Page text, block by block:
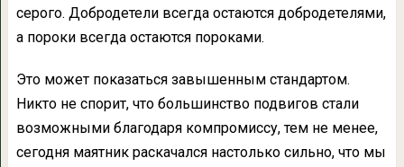
серого. Добродетели всегда остаются добродетелями,
а пороки всегда остаются пороками.
Это может показаться завышенным стандартом.
Никто не спорит, что большинство подвигов стали
возможными благодаря компромиссу, тем не менее,
сегодня маятник раскачался настолько сильно, что мы